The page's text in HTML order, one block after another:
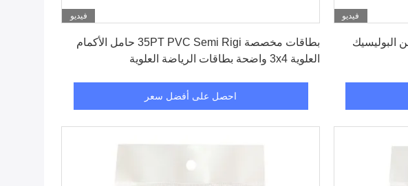
فيديو
البوليسيك
فيديو
بطاقات مخصصة 35PT PVC Semi Rigi حامل الأكمام
العلوية 3x4 واضحة بطاقات الرياضة العلوية
احصل على أفضل سعر